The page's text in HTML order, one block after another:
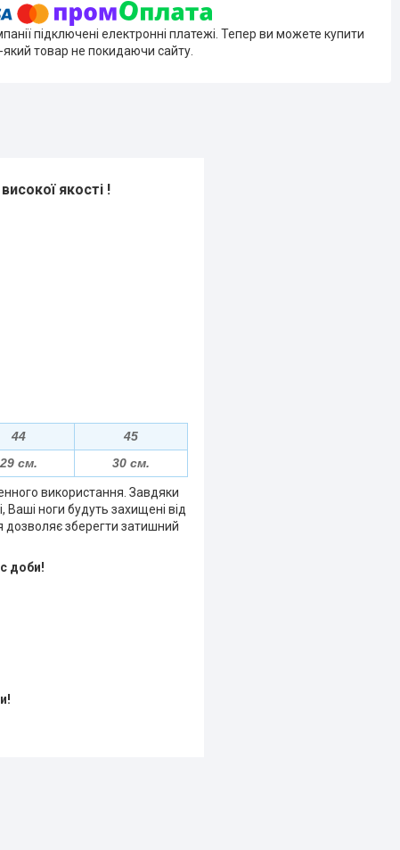
підключені електронні платежі. Тепер ви можете купити
товар не покидаючи сайту.
якості !
44
45
29 см. 30 см.
використання. Завдяки
Ваші ноги будуть захищені від
дозволяє зберегти затишний
доби!